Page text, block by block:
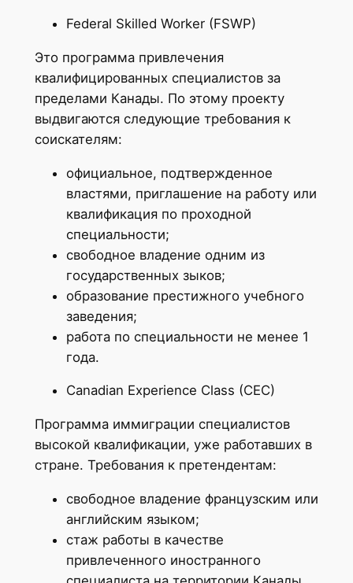
Federal Skilled Worker (FSWP)
Это программа привлечения
квалифицированных специалистов за
пределами Канады. По этому проекту
выдвигаются следующие требования к
соискателям:
официальное, подтвержденное
властями, приглашение на работу или
квалификация по проходной
специальности;
свободное владение одним из
государственных зыков;
образование престижного учебного
заведения;
работа по специальности не менее 1
года.
Canadian Experience Class (CEC)
Программа иммиграции специалистов
высокой квалификации, уже работавших в
стране. Требования к претендентам:
свободное владение французским или
английским языком;
стаж работы в качестве
привлеченного иностранного